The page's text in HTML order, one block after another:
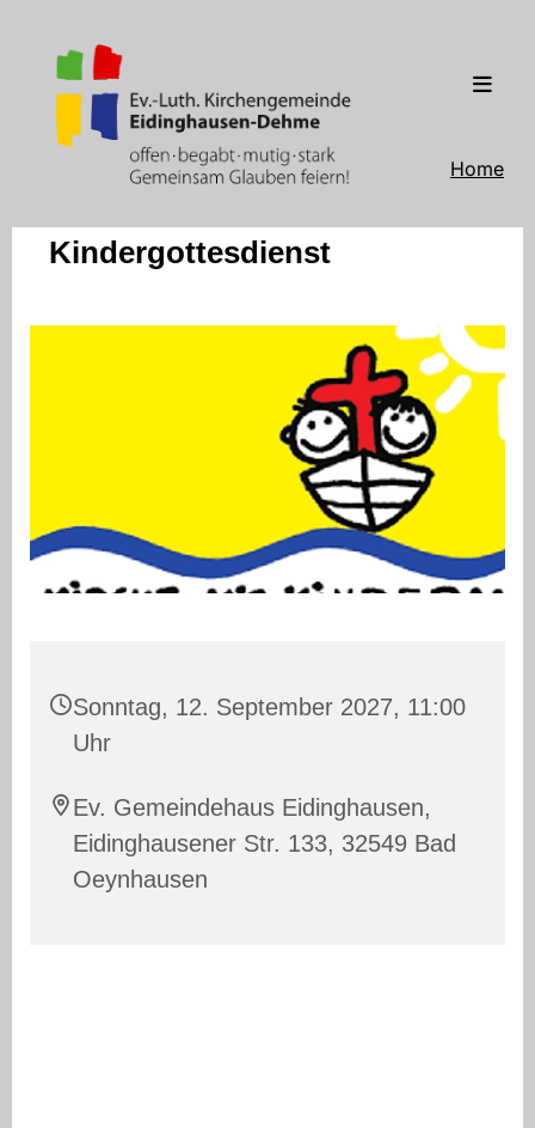
Home
Kindergottesdienst
Sonntag, 12. September 2027, 11:00
Uhr
Ev. Gemeindehaus Eidinghausen,
Eidinghausener Str. 133, 32549 Bad
Oeynhausen